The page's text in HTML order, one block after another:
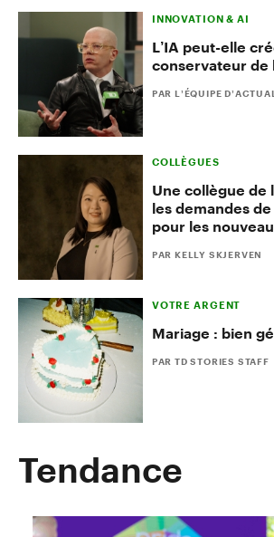
INNOVATION & AI
L’IA peut-elle
conservateur de
PAR L’ÉQUIPE
COLLÈGUES
Une collègue de
les demandes
pour les
PAR KELLY SKJERVEN
VOTRE ARGENT
Mariage : bien
PAR TD STORIES STAFF
Tendance